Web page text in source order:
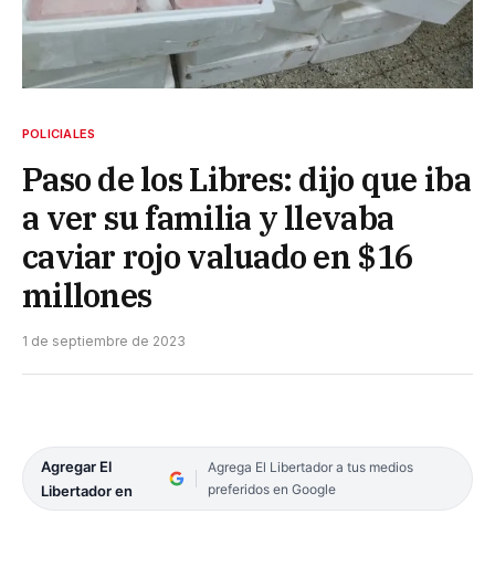
POLICIALES
Paso de los Libres: dijo que iba
a ver su familia y llevaba
caviar rojo valuado en $16
millones
1 de septiembre de 2023
Agregar El
Libertador en
Agrega El Libertador a tus medios
preferidos en Google